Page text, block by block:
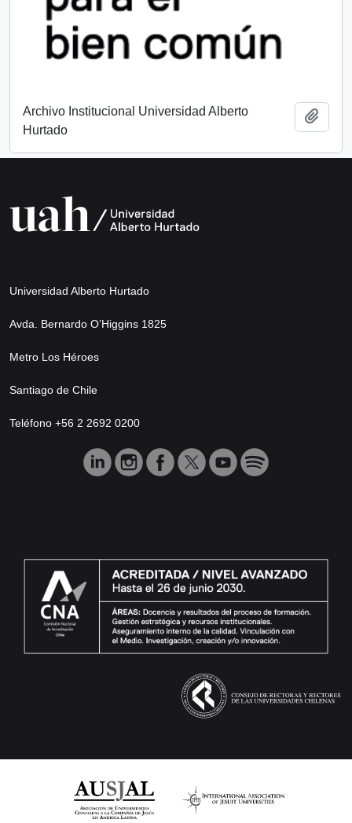
Archivo Institucional Universidad Alberto
Hurtado
Universidad Alberto Hurtado
Avda. Bernardo O’Higgins 1825
Metro Los Héroes
Santiago de Chile
Teléfono +56 2 2692 0200